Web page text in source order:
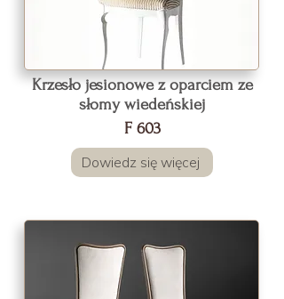
Krzesło jesionowe z oparciem ze
słomy wiedeńskiej
F 603
Dowiedz się więcej